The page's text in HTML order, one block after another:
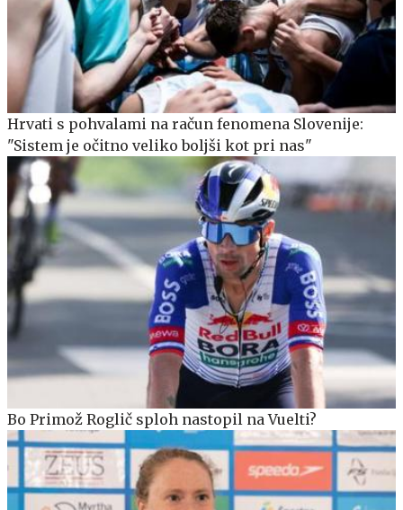
Hrvati s pohvalami na račun fenomena Slovenije:
"Sistem je očitno veliko boljši kot pri nas"
Bo Primož Roglič sploh nastopil na Vuelti?